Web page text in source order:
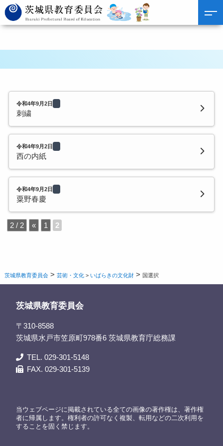
令和4年9月2日
刺繍
令和4年9月2日
西の内紙
令和4年9月2日
粟野春慶
2 / 2 « 1 2
茨城県教育委員会 >芸術・文化 > いばらきの文化財 > 国選択
茨城県教育委員会
〒310-8588
茨城県水戸市笠原町978番6 茨城県教育庁総務課
TEL. 029-301-5148
FAX. 029-301-5139
当ウェブページに掲載されている全ての画像の著作権は、著作権
者に帰属します。権利者の許可なく複製、転用などの二次利用を
することを固く禁じます。